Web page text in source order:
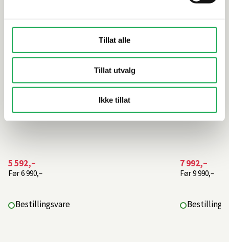
Tillat alle
Tillat utvalg
Ikke tillat
5 592,–
Før6 990,–
Bestillingsvare
7 992,–
Før9 990,–